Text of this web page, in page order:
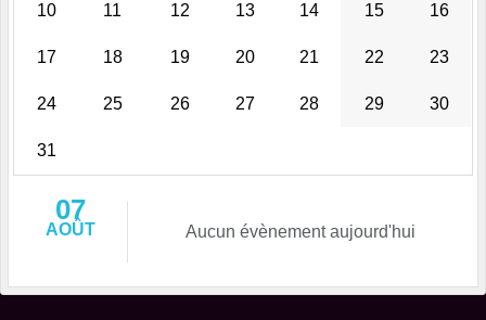
10 11 12 13 14 15 16
17 18 19 20 21 22 23
24 25 26 27 28 29 30
31
07
AOÛT Aucun évènement aujourd'hui